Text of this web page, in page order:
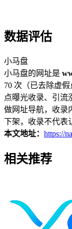
数据评估
小马盘
小马盘的网址是
70 次（已去除虚
点曝光收录、引流
做网址导航，收录
下架，收录不代表
本文地址： https://
相关推荐